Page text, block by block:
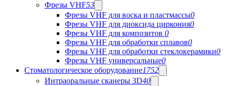
Фрезы VHF53
Фрезы VHF для воска и пластмассы0
Фрезы VHF для диоксида циркония0
Фрезы VHF для композитов 0
Фрезы VHF для обработки сплавов0
Фрезы VHF для обработки стеклокерамики0
Фрезы VHF универсальные0
Стоматологическое оборудование1752
Интраоральные сканеры 3D40